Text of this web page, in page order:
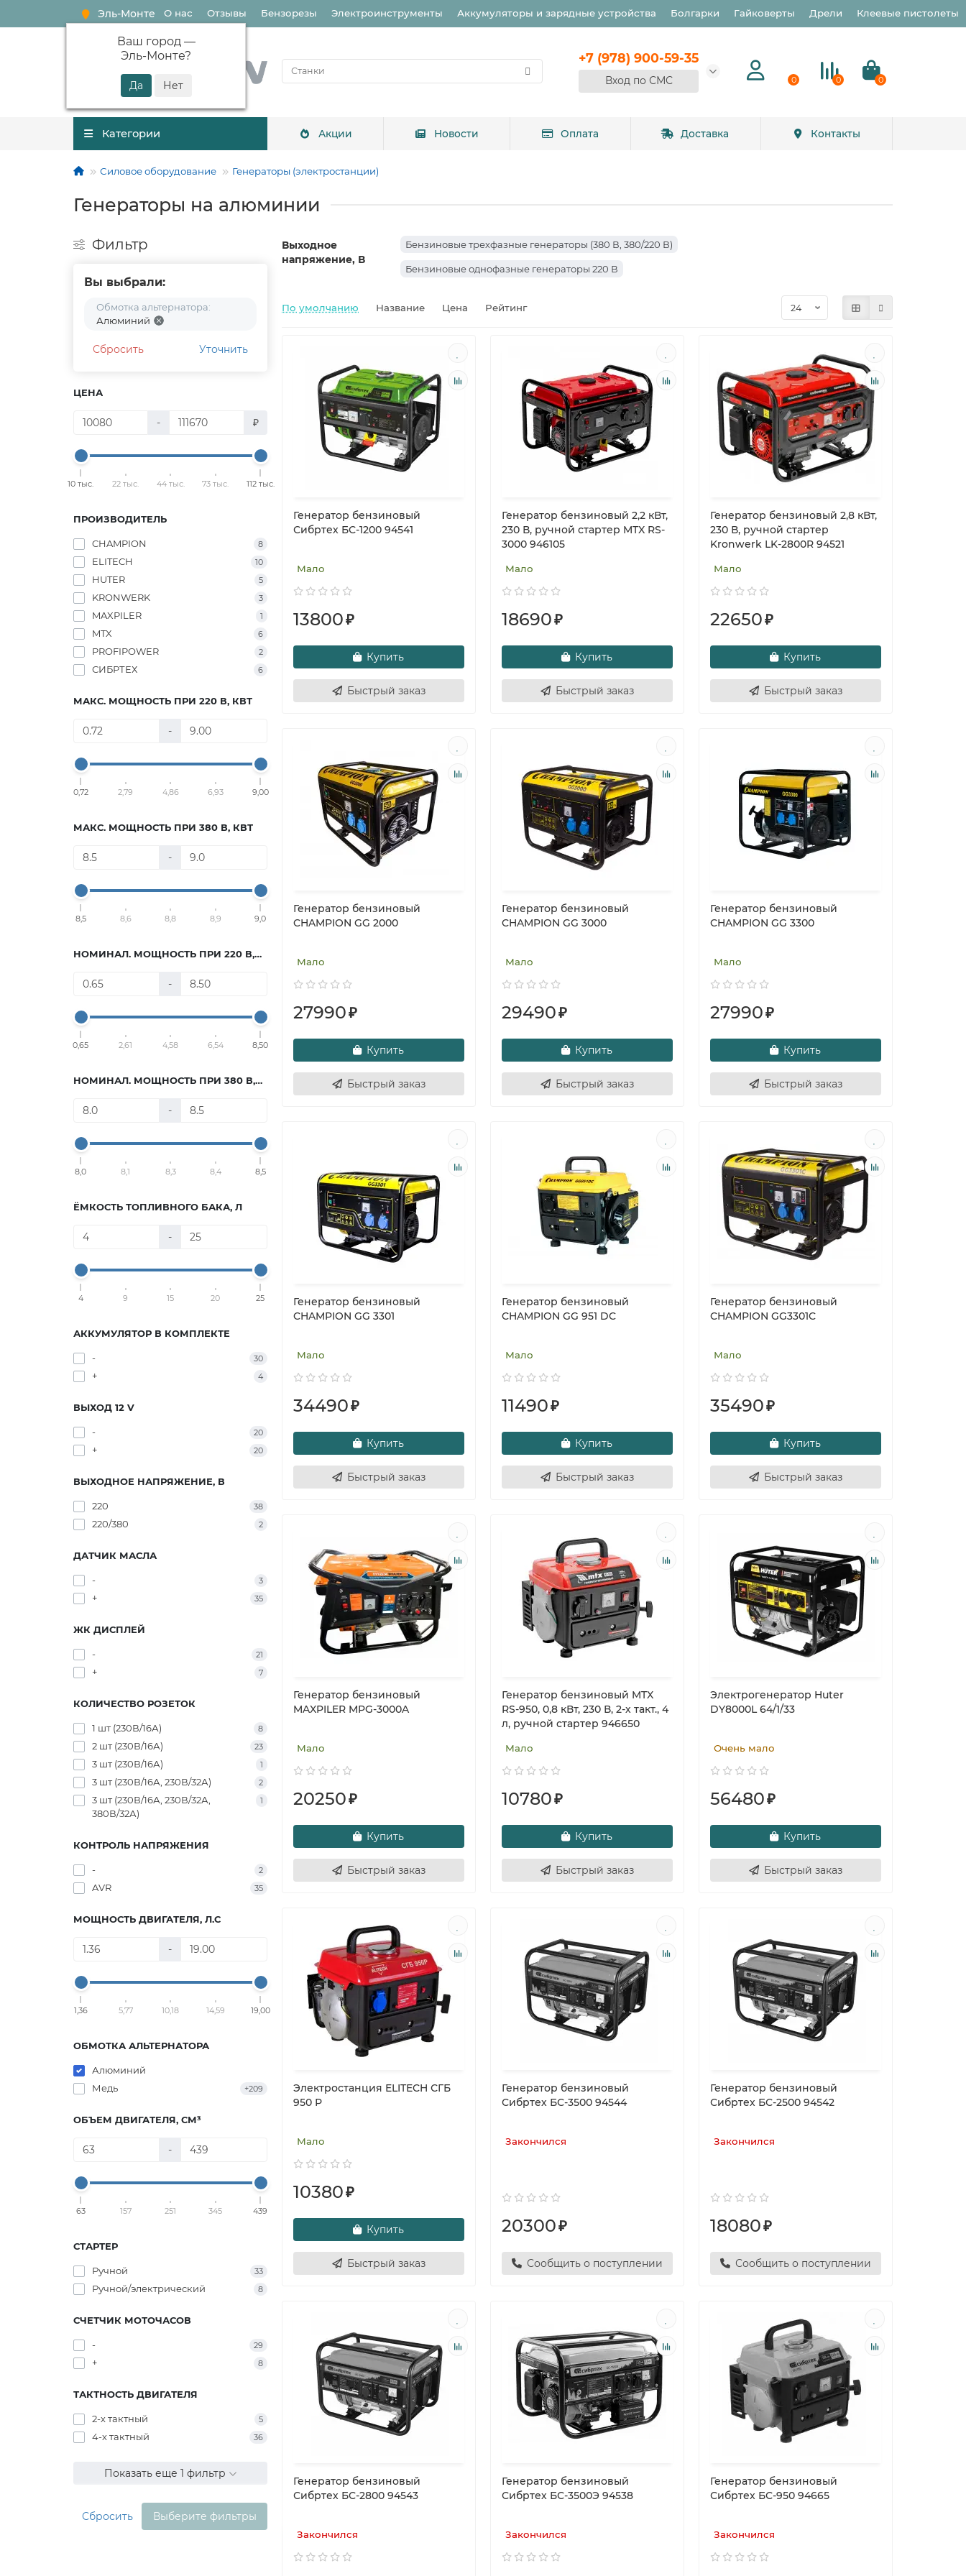
Эль-Монте
Ваш город —
Эль-Монте?
О нас Отзывы Бензорезы Электроинструменты Аккумуляторы и зарядные устройства Болгарки Гайковерты Дрели Клеевые пистолеты
+7 (978) 900-59-35
Вход по СМС 0 0 0
Категории Акции Новости Оплата Доставка Контакты
Силовое оборудование Генераторы (электростанции)
Генераторы на алюминии
Фильтр
Вы выбрали:
Обмотка альтернатора:
Алюминий
Сбросить Уточнить
ЦЕНА
- ₽
10 тыс. 22 тыс. 44 тыс. 73 тыс. 112 тыс.
ПРОИЗВОДИТЕЛЬ
CHAMPION 8
ELITECH 10
HUTER 5
KRONWERK 3
MAXPILER 1
MTX 6
PROFIPOWER 2
СИБРТЕХ 6
МАКС. МОЩНОСТЬ ПРИ 220 В, КВТ
-
0,72 2,79 4,86 6,93 9,00
МАКС. МОЩНОСТЬ ПРИ 380 В, КВТ
-
8,5 8,6 8,8 8,9 9,0
НОМИНАЛ. МОЩНОСТЬ ПРИ 220 В, КВТ.
-
0,65 2,61 4,58 6,54 8,50
НОМИНАЛ. МОЩНОСТЬ ПРИ 380 В, КВТ
-
8,0 8,1 8,3 8,4 8,5
ЁМКОСТЬ ТОПЛИВНОГО БАКА, Л
-
4 9 15 20 25
АККУМУЛЯТОР В КОМПЛЕКТЕ
- 30
+ 4
ВЫХОД 12 V
- 20
+ 20
ВЫХОДНОЕ НАПРЯЖЕНИЕ, В
220 38
220/380 2
ДАТЧИК МАСЛА
- 3
+ 35
ЖК ДИСПЛЕЙ
- 21
+ 7
КОЛИЧЕСТВО РОЗЕТОК
1 шт (230В/16А) 8
2 шт (230В/16А) 23
3 шт (230В/16А) 1
3 шт (230В/16А, 230В/32А) 2
3 шт (230В/16А, 230В/32А,
380В/32А)
1
КОНТРОЛЬ НАПРЯЖЕНИЯ
- 2
AVR 35
МОЩНОСТЬ ДВИГАТЕЛЯ, Л.С
-
1,36 5,77 10,18 14,59 19,00
ОБМОТКА АЛЬТЕРНАТОРА
Алюминий
Медь
+209
ОБЪЕМ ДВИГАТЕЛЯ, СМ³
-
63 157 251 345 439
СТАРТЕР
Ручной 33
Ручной/электрический 8
СЧЕТЧИК МОТОЧАСОВ
- 29
+ 8
ТАКТНОСТЬ ДВИГАТЕЛЯ
2-х тактный 5
4-х тактный 36
Показать еще 1 фильтр
Сбросить Выберите фильтры
Выходное
напряжение, В
Бензиновые трехфазные генераторы (380 В, 380/220 В)
Бензиновые однофазные генераторы 220 В
По умолчанию Название Цена Рейтинг
Генератор бензиновый
Сибртех БС-1200 94541
Мало
13800₽
Купить
Быстрый заказ
Генератор бензиновый 2,2 кВт,
230 В, ручной стартер MTX RS-
3000 946105
Мало
18690₽
Купить
Быстрый заказ
Генератор бензиновый 2,8 кВт,
230 В, ручной стартер
Kronwerk LK-2800R 94521
Мало
22650₽
Купить
Быстрый заказ
Генератор бензиновый
CHAMPION GG 2000
Мало
27990₽
Купить
Быстрый заказ
Генератор бензиновый
CHAMPION GG 3000
Мало
29490₽
Купить
Быстрый заказ
Генератор бензиновый
CHAMPION GG 3300
Мало
27990₽
Купить
Быстрый заказ
Генератор бензиновый
CHAMPION GG 3301
Мало
34490₽
Купить
Быстрый заказ
Генератор бензиновый
CHAMPION GG 951 DC
Мало
11490₽
Купить
Быстрый заказ
Генератор бензиновый
CHAMPION GG3301C
Мало
35490₽
Купить
Быстрый заказ
Генератор бензиновый
MAXPILER MPG-3000A
Мало
20250₽
Купить
Быстрый заказ
Генератор бензиновый MTX
RS-950, 0,8 кВт, 230 В, 2-х такт., 4
л, ручной стартер 946650
Мало
10780₽
Купить
Быстрый заказ
Электрогенератор Huter
DY8000L 64/1/33
Очень мало
56480₽
Купить
Быстрый заказ
Электростанция ELITECH СГБ
950 Р
Мало
10380₽
Купить
Быстрый заказ
Генератор бензиновый
Сибртех БС-3500 94544
Закончился
20300₽
Сообщить о поступлении
Генератор бензиновый
Сибртех БС-2500 94542
Закончился
18080₽
Сообщить о поступлении
Генератор бензиновый
Сибртех БС-2800 94543
Закончился
Генератор бензиновый
Сибртех БС-3500Э 94538
Закончился
Генератор бензиновый
Сибртех БС-950 94665
Закончился